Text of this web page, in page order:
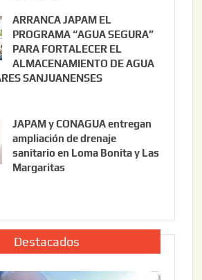
i
o
2
2
0
ARRANCA JAPAM EL
PROGRAMA “AGUA SEGURA”
PARA FORTALECER EL
ALMACENAMIENTO DE AGUA
SANJUANENSES
JAPAM y CONAGUA entregan
ampliación de drenaje
sanitario en Loma Bonita y Las
Margaritas
Destacados